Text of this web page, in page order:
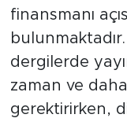
finansmanı
dergilerde
zaman ve daha
gerektirirken,